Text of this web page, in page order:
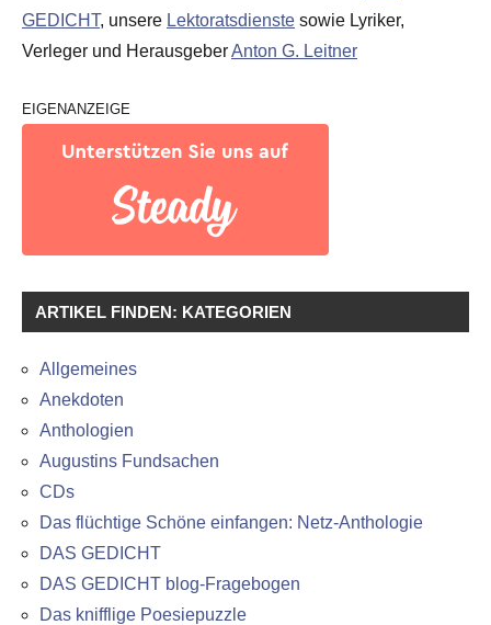
GEDICHT, unsere Lektoratsdienste sowie Lyriker,
Verleger und HerausgeberAnton G. Leitner
EIGENANZEIGE
ARTIKEL FINDEN: KATEGORIEN
Allgemeines
Anekdoten
Anthologien
Augustins Fundsachen
CDs
Das flüchtige Schöne einfangen: Netz-Anthologie
DAS GEDICHT
DAS GEDICHT blog-Fragebogen
Das knifflige Poesiepuzzle